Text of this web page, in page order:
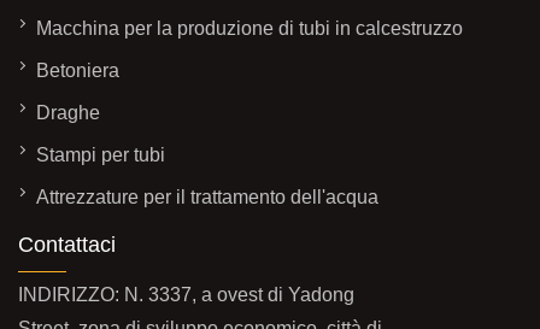
Macchina per la produzione di tubi in calcestruzzo
Betoniera
Draghe
Stampi per tubi
Attrezzature per il trattamento dell'acqua
Contattaci
INDIRIZZO: N. 3337, a ovest di Yadong